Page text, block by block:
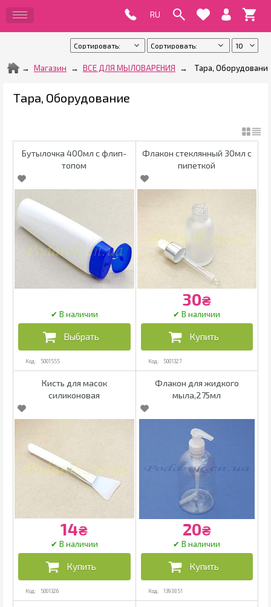
Магазин ВСЕ ДЛЯ МЫЛОВАРЕНИЯ Тара,
Тара, Оборудование
Бутылочка 400мл с флип-
топом
5001555
Флакон стеклянный 30мл с
пипеткой
5001327
30₴
Кисть для масок
силиконовая
5001326
14₴
Флакон для жидкого
мыла,275мл
1393851
20₴